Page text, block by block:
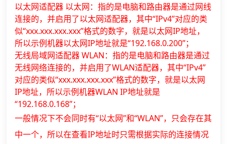
以太网适配器 以太网：指的是电脑和路由器是通过网线
连接的，并启用了以太网适配器，其中“IPv4”对应的类
似“xxx.xxx.xxx.xxx”格式的数字，就是以太网IP地址，
所以示例机器以太网IP地址就是“192.168.0.200”；
无线局域网适配器 WLAN：指的是电脑和路由器是通过
无线网络连接的，并启用了WLAN适配器，其中“IPv4”
对应的类似“xxx.xxx.xxx.xxx”格式的数字，就是以太网
IP地址，所以示例机器WLAN IP地址就是
“192.168.0.168”；
一般情况下不会同时有“以太网”和“WLAN”，只会存在其
中一个，所以在查看IP地址时只需根据实际的连接情况